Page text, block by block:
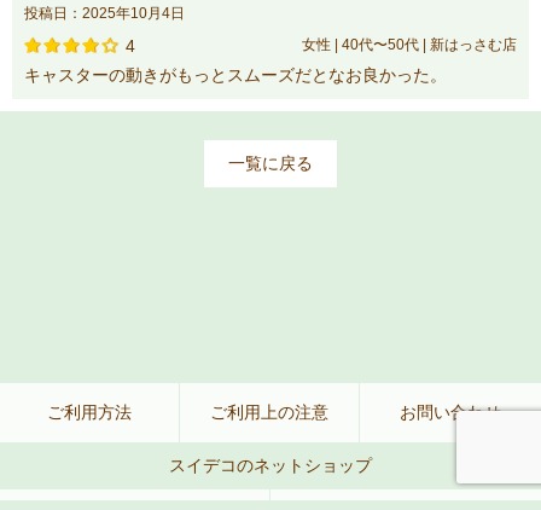
投稿日：2025年10月4日
4 女性 | 40代〜50代 | 新はっさむ店
キャスターの動きがもっとスムーズだとなお良かった。
一覧に戻る
ご利用方法 ご利用上の注意 お問い合わせ
スイデコのネットショップ